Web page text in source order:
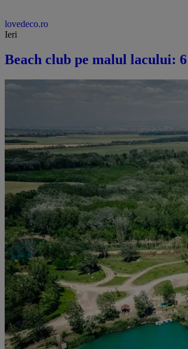
lovedeco.ro
Ieri
Beach club pe malul lacului: